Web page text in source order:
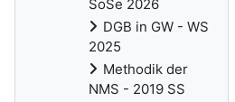
SoSe 2026
DGB in GW - WS
2025
Methodik der
NMS - 2019 SS